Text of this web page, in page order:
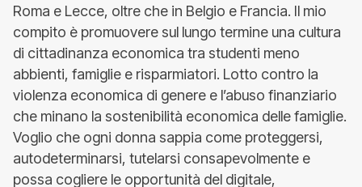
Roma e Lecce, oltre che in Belgio e Francia. Il mio
compito è promuovere sul lungo termine una cultura
di cittadinanza economica tra studenti meno
abbienti, famiglie e risparmiatori. Lotto contro la
violenza economica di genere e l’abuso finanziario
che minano la sostenibilità economica delle famiglie.
Voglio che ogni donna sappia come proteggersi,
autodeterminarsi, tutelarsi consapevolmente e
possa cogliere le opportunità del digitale,